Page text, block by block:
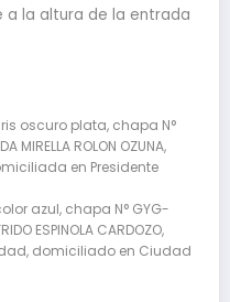
a la altura de la entrada
oscuro plata, chapa N°
ROLON OZUNA,
en Presidente
azul, chapa N° GYG-
ESPINOLA CARDOZO,
domiciliado en Ciudad